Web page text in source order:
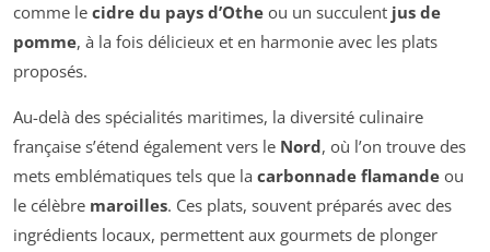
comme le cidre du pays d’Othe ou un succulent jus de
pomme, à la fois délicieux et en harmonie avec les plats
proposés.
Au-delà des spécialités maritimes, la diversité culinaire
française s’étend également vers le Nord, où l’on trouve des
mets emblématiques tels que la carbonnade flamande ou
le célèbre maroilles. Ces plats, souvent préparés avec des
ingrédients locaux, permettent aux gourmets de plonger